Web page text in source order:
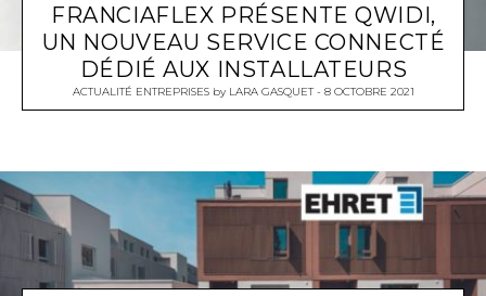
FRANCIAFLEX PRÉSENTE QWIDI,
UN NOUVEAU SERVICE CONNECTÉ
DÉDIÉ AUX INSTALLATEURS
ACTUALITÉ ENTREPRISES by LARA GASQUET 8 OCTOBRE 2021